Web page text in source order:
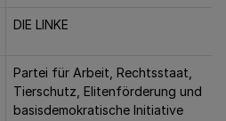
DIE LINKE
Partei für Arbeit, Rechtsstaat,
Tierschutz, Elitenförderung und
basisdemokratische Initiative